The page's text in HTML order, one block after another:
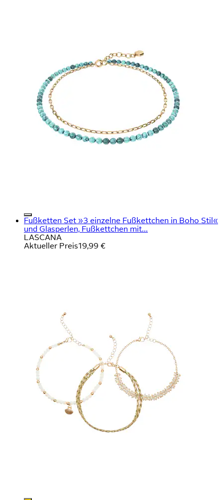
Fußketten Set »3 einzelne Fußkettchen in Boho Stil«
und Glasperlen, Fußkettchen mit...
LASCANA
Aktueller Preis19,99 €